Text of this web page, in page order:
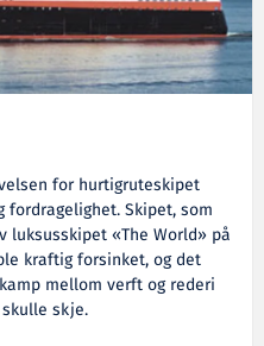
for hurtigruteskipet
Skipet, som
luksusskipet «The World» på
kraftig forsinket, og det
mellom verft og rederi
skje.